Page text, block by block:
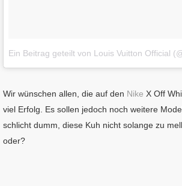
Ein Beitrag geteilt von Louis Vuitton Official
Wir wünschen allen, die auf den Nike X Off
viel Erfolg. Es sollen jedoch noch weitere
schlicht dumm, diese Kuh nicht solange zu
oder?